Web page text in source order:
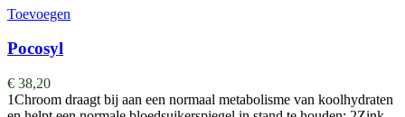
Toevoegen
Pocosyl
€ 38,20
1Chroom draagt bij aan een normaal metabolisme van koolhydraten